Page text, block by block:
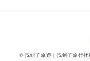
© 找到了旅遊｜找到了旅行